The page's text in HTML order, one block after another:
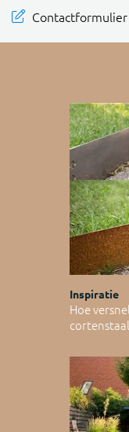
Contactformulier
Inspiratie
Hoe